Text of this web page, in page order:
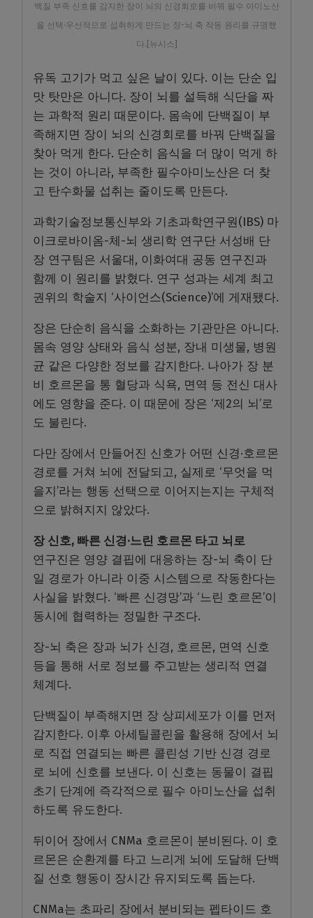
백질 부족 신호를 감지한 장이 뇌의 신경회로를 바꿔 필수 아미노산
을 선택·우선적으로 섭취하게 만드는 장-뇌 축 작동 원리를 규명했
다.[뉴시스]
유독 고기가 먹고 싶은 날이 있다. 이는 단순 입
맛 탓만은 아니다. 장이 뇌를 설득해 식단을 짜
는 과학적 원리 때문이다. 몸속에 단백질이 부
족해지면 장이 뇌의 신경회로를 바꿔 단백질을
찾아 먹게 한다. 단순히 음식을 더 많이 먹게 하
는 것이 아니라, 부족한 필수아미노산은 더 찾
고 탄수화물 섭취는 줄이도록 만든다.
과학기술정보통신부와 기초과학연구원(IBS) 마
이크로바이옴-체-뇌 생리학 연구단 서성배 단
장 연구팀은 서울대, 이화여대 공동 연구진과
함께 이 원리를 밝혔다. 연구 성과는 세계 최고
권위의 학술지 ‘사이언스(Science)’에 게재됐다.
장은 단순히 음식을 소화하는 기관만은 아니다.
몸속 영양 상태와 음식 성분, 장내 미생물, 병원
균 같은 다양한 정보를 감지한다. 나아가 장 분
비 호르몬을 통 혈당과 식욕, 면역 등 전신 대사
에도 영향을 준다. 이 때문에 장은 ‘제2의 뇌’로
도 불린다.
다만 장에서 만들어진 신호가 어떤 신경·호르몬
경로를 거쳐 뇌에 전달되고, 실제로 ‘무엇을 먹
을지’라는 행동 선택으로 이어지는지는 구체적
으로 밝혀지지 않았다.
장 신호, 빠른 신경·느린 호르몬 타고 뇌로
연구진은 영양 결핍에 대응하는 장-뇌 축이 단
일 경로가 아니라 이중 시스템으로 작동한다는
사실을 밝혔다. ‘빠른 신경망’과 ‘느린 호르몬’이
동시에 협력하는 정밀한 구조다.
장-뇌 축은 장과 뇌가 신경, 호르몬, 면역 신호
등을 통해 서로 정보를 주고받는 생리적 연결
체계다.
단백질이 부족해지면 장 상피세포가 이를 먼저
감지한다. 이후 아세틸콜린을 활용해 장에서 뇌
로 직접 연결되는 빠른 콜린성 기반 신경 경로
로 뇌에 신호를 보낸다. 이 신호는 동물이 결핍
초기 단계에 즉각적으로 필수 아미노산을 섭취
하도록 유도한다.
뒤이어 장에서 CNMa 호르몬이 분비된다. 이 호
르몬은 순환계를 타고 느리게 뇌에 도달해 단백
질 선호 행동이 장시간 유지되도록 돕는다.
CNMa는 초파리 장에서 분비되는 펩타이드 호